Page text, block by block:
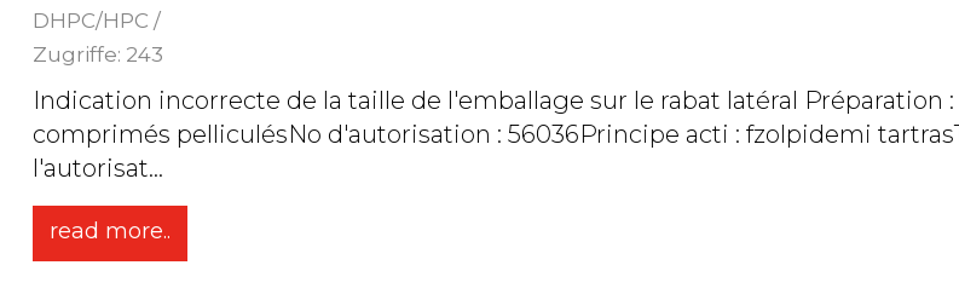
DHPC/HPC /
Zugriffe: 243
Indication incorrecte de la taille de l'emballage sur le rabat latéral Préparation : Zoldorm,
comprimés pelliculésNo d'autorisation : 56036Principe acti : fzolpidemi
l'autorisat...
read more..